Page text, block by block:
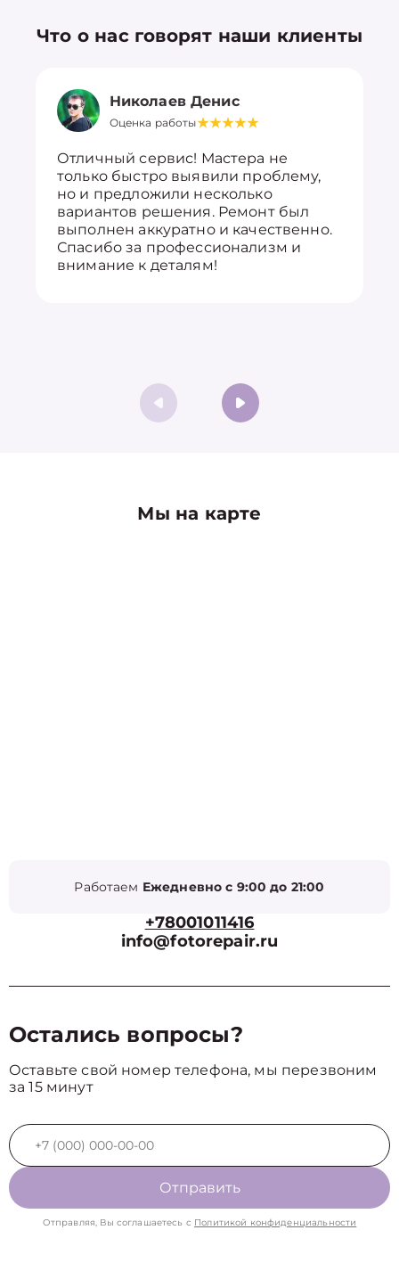
Что о нас говорят наши клиенты
Николаев Денис
Оценка работы
Отличный сервис! Мастера не
только быстро выявили проблему,
но и предложили несколько
вариантов решения. Ремонт был
выполнен аккуратно и качественно.
Спасибо за профессионализм и
внимание к деталям!
Мы на карте
Работаем Ежедневно с 9:00 до 21:00
+78001011416
info@fotorepair.ru
Остались вопросы?
Оставьте свой номер телефона, мы перезвоним
за 15 минут
Отправить
Отправляя, Вы соглашаетесь с Политикой конфиденциальности